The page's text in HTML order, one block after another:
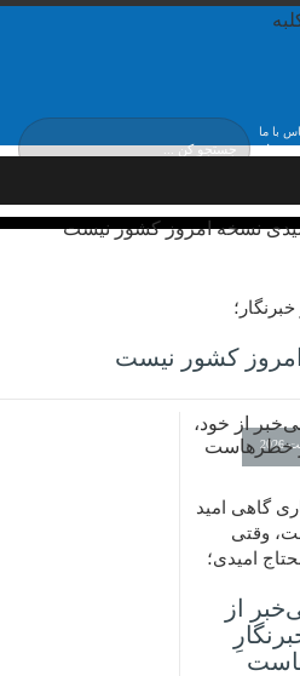
با ما
یکشنبه, ۱۸ مرداد ,
کشور نیست
گاهی امید
وقتی
امیدی؛
از